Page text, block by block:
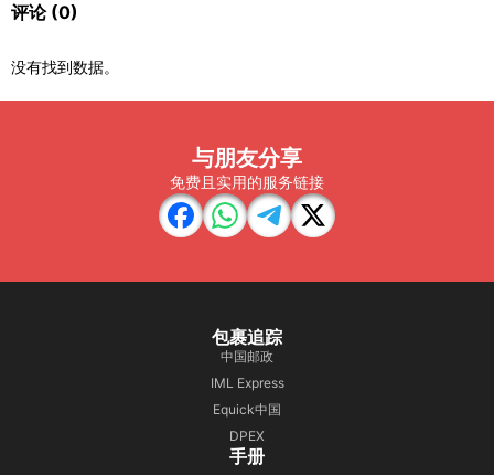
评论 (0)
没有找到数据。
与朋友分享
免费且实用的服务链接
包裹追踪
中国邮政
IML Express
Equick中国
DPEX
手册